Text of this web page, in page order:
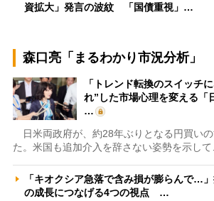
資拡大」発言の波紋 「国債重視」…
森口亮「まるわかり市況分析」
「トレンド転換のスイッチ
れ”した市場心理を変える「
…
日米両政府が、約28年ぶりとなる円買い
た。米国も追加介入を辞さない姿勢を示して
「キオクシア急落で含み損が膨らんで…
の成長につなげる4つの視点 …